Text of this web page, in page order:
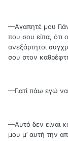
—Αγαπητέ μου
που σου είπα, ότι
ανεξάρτητοι
σου στον
—Γιατί πάω εγώ
—Αυτό δεν είναι
μου μ’ αυτή την